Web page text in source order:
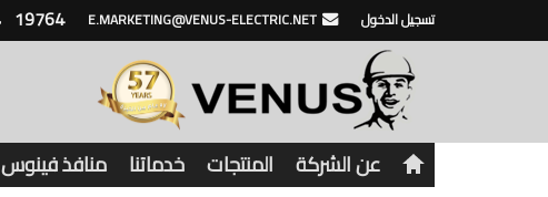
19764 E.MARKETING@VENUS-ELECTRIC.NET تسجيل الدخول
عن الشركة المنتجات خدماتنا منافذ فينوس